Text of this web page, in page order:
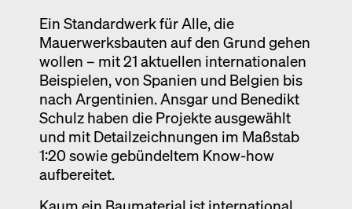
Ausstellung
Venedig
Termine
Ein Standardwerk für Alle, die
Mauerwerksbauten auf den Grund gehen
wollen – mit 21 aktuellen internationalen
Beispielen, von Spanien und Belgien bis
nach Argentinien. Ansgar und Benedikt
Schulz haben die Projekte ausgewählt
und mit Detailzeichnungen im Maßstab
1:20 sowie gebündeltem Know-how
aufbereitet.